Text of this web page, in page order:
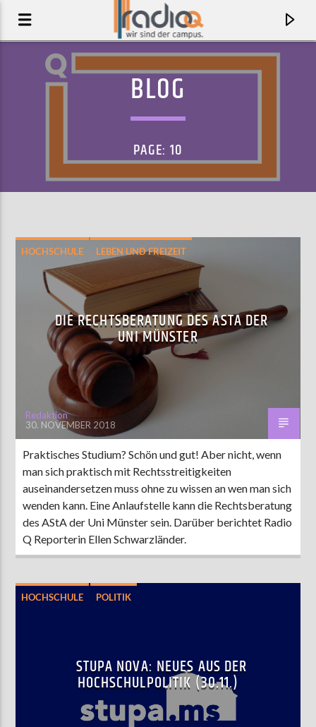
AKTUELLER TRACK
THESE HABITS (LEXY REMIX)
OLIVER KOLETZKI FEAT. PYUR
AKTUELLE SENDUNG
MOEBIUS
00:00 09:00
ZU HÖREN INMünster90,9 MHzSteinfurt103,9 MHz
BLOG
PAGE: 10
HOCHSCHULE LEBEN UND FREIZEIT
DIE RECHTSBERATUNG DES ASTA DER
UNI MÜNSTER
Redaktion
30. NOVEMBER 2018
Praktisches Studium? Schön und gut! Aber nicht, wenn
man sich praktisch mit Rechtsstreitigkeiten
auseinandersetzen muss ohne zu wissen an wen man sich
wenden kann. Eine Anlaufstelle kann die Rechtsberatung
des AStA der Uni Münster sein. Darüber berichtet Radio
Q Reporterin Ellen Schwarzländer.
HOCHSCHULE POLITIK
STUPA NOVA: NEUES AUS DER
HOCHSCHULPOLITIK (30.11.)